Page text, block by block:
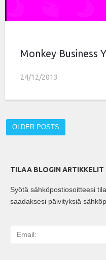
Monkey Business
24/12/2013
OLDER POSTS
TILAA BLOGIN
Syötä sähköpostiosoitteesi
saadaksesi päivityksiä